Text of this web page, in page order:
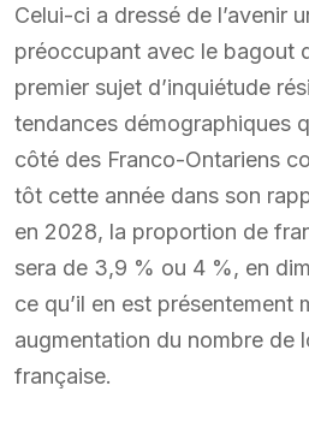
Celui-ci a dressé de l’avenir
préoccupant avec le bagout
premier sujet d’inquiétude
tendances démographiques
côté des Franco-Ontariens
tôt cette année dans son
en 2028, la proportion de
sera de 3,9 % ou 4 %, en
ce qu’il en est présentement
augmentation du nombre de
française.